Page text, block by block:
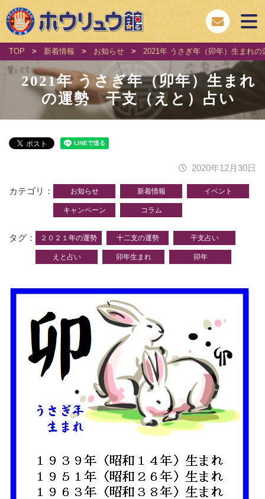
TOP > 新着情報 > お知らせ > 2021年 うさぎ年（卯年）生まれ
2021年 うさぎ年（卯年）生まれ
の運勢 干支（えと）占い
2020年12月30日
カテゴリ お知らせ 新着情報 イベント
キャンペーン コラム
タグ ２０２１年の運勢 十二支の運勢 干支占い
えと占い 卯年生まれ 卯年